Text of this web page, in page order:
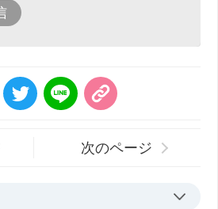
次のページ